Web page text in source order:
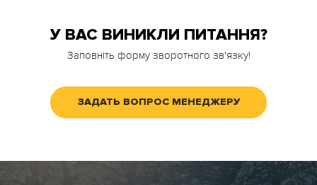
У ВАС ВИНИКЛИ ПИТАННЯ?
Заповніть форму зворотного зв'язку!
ЗАДАТЬ ВОПРОС МЕНЕДЖЕРУ